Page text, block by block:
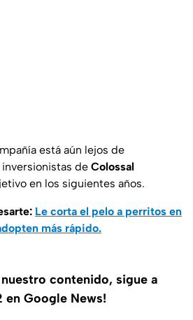
está aún lejos de
de Colossal
en los siguientes años.
Le corta el pelo a perritos en
más rápido.
contenido, sigue a
en Google News!